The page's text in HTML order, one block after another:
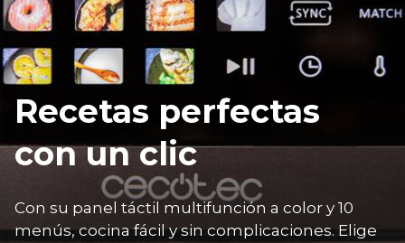
Recetas perfectas
con un clic
Con su panel táctil multifunción a color y 10
menús, cocina fácil y sin complicaciones. Elige